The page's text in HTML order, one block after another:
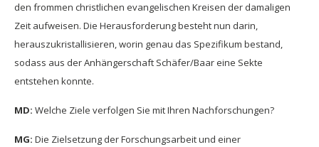
den frommen christlichen evangelischen Kreisen der damaligen
Zeit aufweisen. Die Herausforderung besteht nun darin,
herauszukristallisieren, worin genau das Spezifikum bestand,
sodass aus der Anhängerschaft Schäfer/Baar eine Sekte
entstehen konnte.
MD: Welche Ziele verfolgen Sie mit Ihren Nachforschungen?
MG: Die Zielsetzung der Forschungsarbeit und einer